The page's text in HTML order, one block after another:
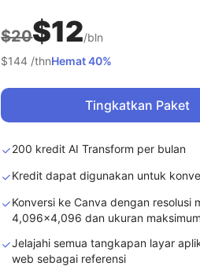
$20$12/bln
$144 /thnHemat 40%
Tingkatkan Paket
200 kredit AI Transform per bulan
Kredit dapat digunakan untuk
Konversi ke Canva dengan resolusi
4,096x4,096 dan ukuran
Jelajahi semua tangkapan layar
web sebagai referensi